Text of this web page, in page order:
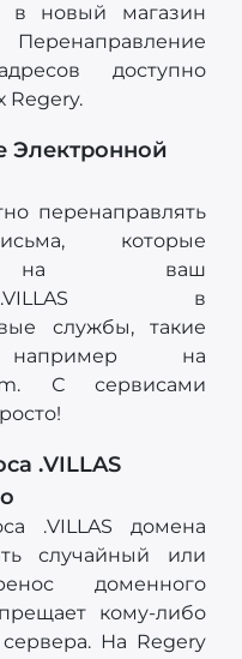
в новый магазин
Перенаправление
доступно
Regery.
Электронной
перенаправлять
которые
на ваш
в
службы, такие
на
. С сервисами
.VILLAS
.VILLAS домена
случайный или
доменного
кому-либо
На Regery